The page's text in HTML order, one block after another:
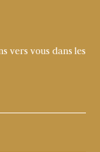
vers vous dans les